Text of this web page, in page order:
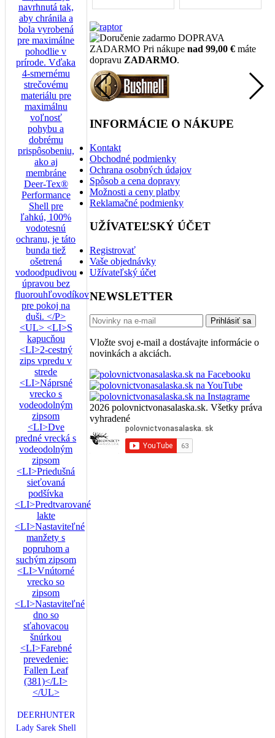
DEERHUNTER
Lady Sarek Shell
DOPRAVA
ZADARMO Pri nákupe nad 99,00 €máte
dopravu ZADARMO.
INFORMÁCIE O NÁKUPE
Kontakt
Obchodné podmienky
Ochrana osobných údajov
Spôsob a cena dopravy
Možnosti a ceny platby
Reklamačné podmienky
UŽÍVATEĽSKÝ ÚČET
Registrovať
Vaše objednávky
Užívateľský účet
NEWSLETTER
Prihlásiť sa
Vložte svoj e-mail a dostávajte informácie o
novinkách a akciách.
2026 polovnictvonasalaska.sk. Všetky práva
vyhradené